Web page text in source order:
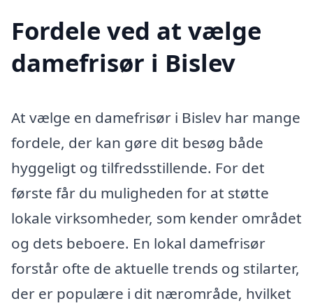
Fordele ved at vælge
damefrisør i Bislev
At vælge en damefrisør i Bislev har mange
fordele, der kan gøre dit besøg både
hyggeligt og tilfredsstillende. For det
første får du muligheden for at støtte
lokale virksomheder, som kender området
og dets beboere. En lokal damefrisør
forstår ofte de aktuelle trends og stilarter,
der er populære i dit nærområde, hvilket